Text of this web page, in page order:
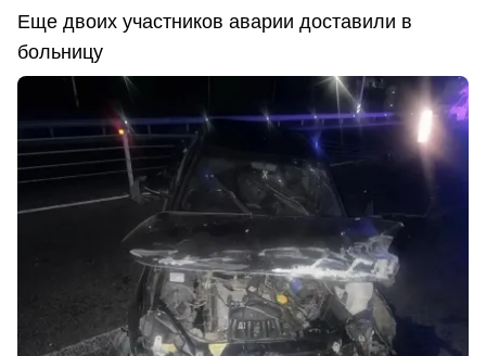
Еще двоих участников аварии доставили в
больницу